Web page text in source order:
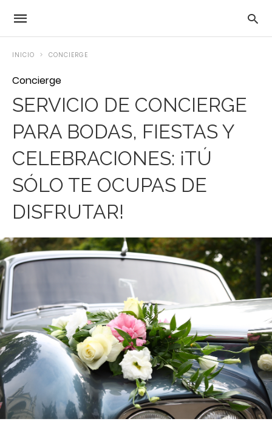
INICIO CONCIERGE
Concierge
SERVICIO DE CONCIERGE
PARA BODAS, FIESTAS Y
CELEBRACIONES: ¡TÚ
SÓLO TE OCUPAS DE
DISFRUTAR!